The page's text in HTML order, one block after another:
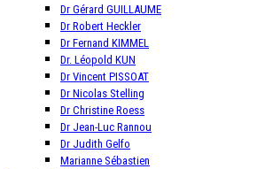
Dr Gérard GUILLAUME
Dr Robert Heckler
Dr Fernand KIMMEL
Dr. Léopold KUN
Dr Vincent PISSOAT
Dr Nicolas Stelling
Dr Christine Roess
Dr Jean-Luc Rannou
Dr Judith Gelfo
Marianne Sébastien